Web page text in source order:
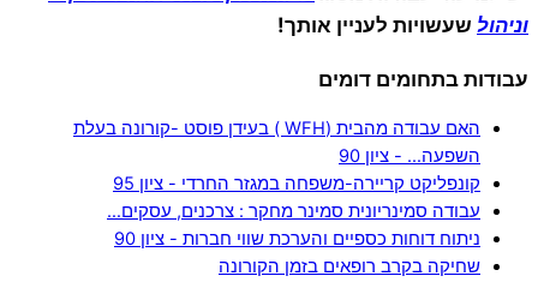
וניהול שעשויות לעניין אותך!
עבודות בתחומים דומים
האם עבודה מהבית (WFH ) בעידן פוסט -קורונה בעלת
השפעה… - ציון 90
קונפליקט קריירה-משפחה במגזר החרדי - ציון 95
עבודה סמינריונית סמינר מחקר : צרכנים, עסקים…
ניתוח דוחות כספיים והערכת שווי חברות - ציון 90
שחיקה בקרב רופאים בזמן הקורונה